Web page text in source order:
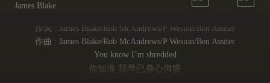
James Blake
作词 : James Blake/Rob McAndrews/P Weston/Ben Assiter
作曲 : James Blake/Rob McAndrews/P Weston/Ben Assiter
You know I’m shredded
你知道 我早已身心俱疲